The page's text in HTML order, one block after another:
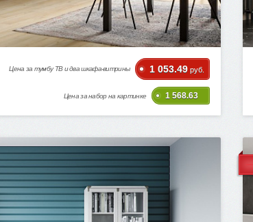
Цена за тумбу ТВ и два шкафа-витрины 1 053.49 руб.
Цена за набор на картинке 1 568.63